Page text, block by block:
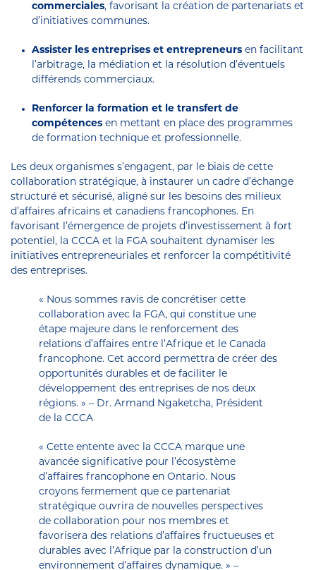
commerciales, favorisant la création de partenariats et
d’initiatives communes.
Assister les entreprises et entrepreneurs en facilitant
l’arbitrage, la médiation et la résolution d’éventuels
différends commerciaux.
Renforcer la formation et le transfert de
compétences en mettant en place des programmes
de formation technique et professionnelle.
Les deux organismes s’engagent, par le biais de cette
collaboration stratégique, à instaurer un cadre d’échange
structuré et sécurisé, aligné sur les besoins des milieux
d’affaires africains et canadiens francophones. En
favorisant l’émergence de projets d’investissement à fort
potentiel, la CCCA et la FGA souhaitent dynamiser les
initiatives entrepreneuriales et renforcer la compétitivité
des entreprises.
« Nous sommes ravis de concrétiser cette
collaboration avec la FGA, qui constitue une
étape majeure dans le renforcement des
relations d’affaires entre l’Afrique et le Canada
francophone. Cet accord permettra de créer des
opportunités durables et de faciliter le
développement des entreprises de nos deux
régions. » – Dr. Armand Ngaketcha, Président
de la CCCA
« Cette entente avec la CCCA marque une
avancée significative pour l’écosystème
d’affaires francophone en Ontario. Nous
croyons fermement que ce partenariat
stratégique ouvrira de nouvelles perspectives
de collaboration pour nos membres et
favorisera des relations d’affaires fructueuses et
durables avec l’Afrique par la construction d’un
environnement d’affaires dynamique. » –